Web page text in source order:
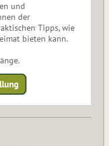
und
der
Tipps, wie
bieten kann.